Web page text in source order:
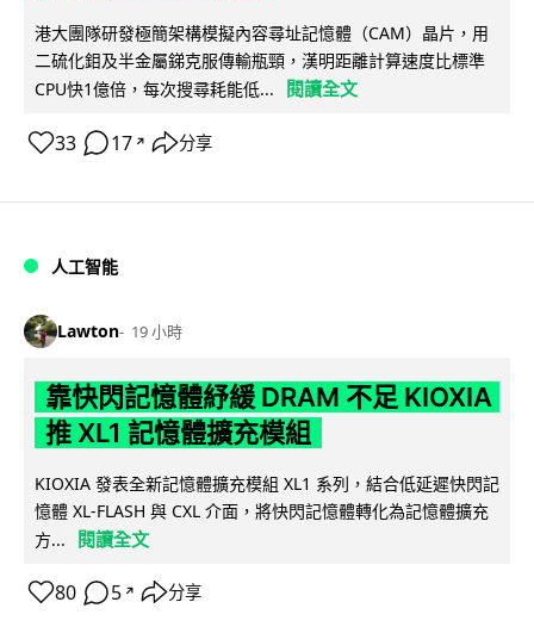
港大團隊研發極簡架構模擬內容尋址記憶體（CAM）晶片，用
二硫化鉬及半金屬銻克服傳輸瓶頸，漢明距離計算速度比標準
CPU快1億倍，每次搜尋耗能低...
閱讀全文
33 17 ↗ 分享
人工智能
Lawton 19 小時
靠快閃記憶體紓緩 DRAM 不足 KIOXIA
推 XL1 記憶體擴充模組
KIOXIA 發表全新記憶體擴充模組 XL1 系列，結合低延遲快閃記
憶體 XL-FLASH 與 CXL 介面，將快閃記憶體轉化為記憶體擴充
方...
閱讀全文
80 5 ↗ 分享